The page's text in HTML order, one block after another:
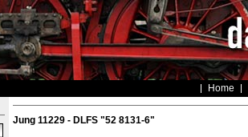
Home
Jung 11229 - DLFS "52 8131-6"